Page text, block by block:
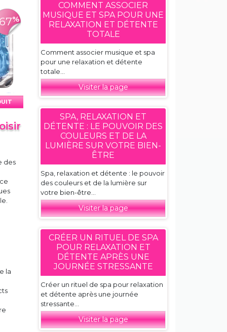
%
des
la
COMMENT ASSOCIER
MUSIQUE ET SPA POUR UNE
RELAXATION ET DÉTENTE
TOTALE
Comment associer musique et spa
pour une relaxation et détente
totale...
Visiter la page
SPA, RELAXATION ET
DÉTENTE : LE POUVOIR DES
COULEURS ET DE LA
LUMIÈRE SUR VOTRE BIEN-
ÊTRE
Spa, relaxation et détente : le pouvoir
des couleurs et de la lumière sur
votre bien-être...
Visiter la page
CRÉER UN RITUEL DE SPA
POUR RELAXATION ET
DÉTENTE APRÈS UNE
JOURNÉE STRESSANTE
Créer un rituel de spa pour relaxation
et détente après une journée
stressante...
Visiter la page